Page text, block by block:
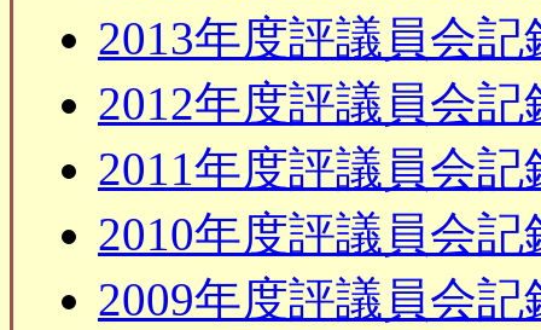
2013年度評議員会記
2012年度評議員会記
2011年度評議員会記
2010年度評議員会記
2009年度評議員会記